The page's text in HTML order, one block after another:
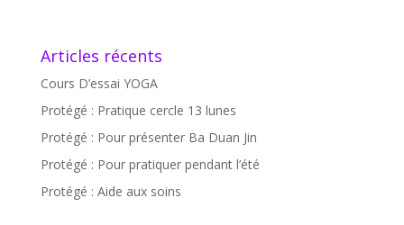
Articles récents
Cours D’essai YOGA
Protégé : Pratique cercle 13 lunes
Protégé : Pour présenter Ba Duan Jin
Protégé : Pour pratiquer pendant l’été
Protégé : Aide aux soins